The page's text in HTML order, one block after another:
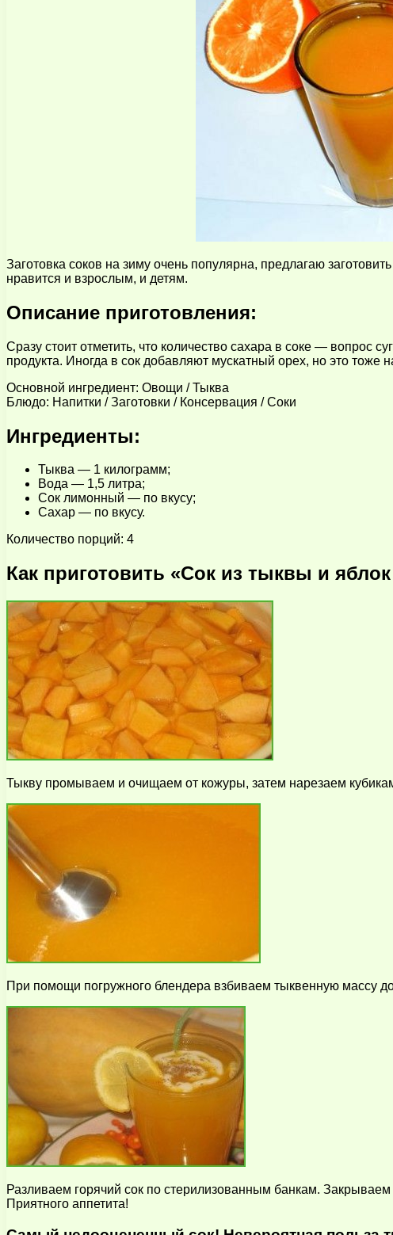
Заготовка соков на зиму очень популярна, предлагаю
нравится и взрослым, и детям.
Описание приготовления:
Сразу стоит отметить, что количество сахара в соке — вопрос
продукта. Иногда в сок добавляют мускатный орех, но это тоже
Основной ингредиент: Овощи / Тыква
Блюдо: Напитки / Заготовки / Консервация / Соки
Ингредиенты:
Тыква — 1 килограмм;
Вода — 1,5 литра;
Сок лимонный — по вкусу;
Сахар — по вкусу.
Количество порций: 4
Как приготовить «Сок из тыквы и
Тыкву промываем и очищаем от кожуры, затем нарезаем
При помощи погружного блендера взбиваем тыквенную массу
Разливаем горячий сок по стерилизованным банкам.
Приятного аппетита!